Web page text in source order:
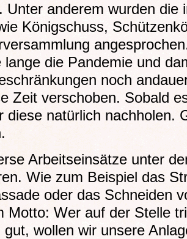
Unter anderem wurden die
Königschuss,
lange die Pandemie und
noch
Zeit verschoben. Sobald
diese natürlich nachholen.
Arbeitseinsätze unter
Wie zum Beispiel das
oder das Schneiden
Motto: Wer auf der Stelle
gut, wollen wir unsere